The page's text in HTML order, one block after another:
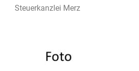
Steuerkanzlei Merz